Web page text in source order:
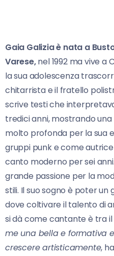
Gaia Galizia è nata a
Varese,nel 1992 ma vive a
la sua adolescenza
chitarrista e il fratello
scrive testi che
tredici anni, mostrando
molto profonda per la sua
gruppi punk e come
canto moderno per sei
grande passione per la
stili. Il suo sogno è poter
dove coltivare il talento di
si dà come cantante è tra il
me una bella e formativa
crescere artisticamente,